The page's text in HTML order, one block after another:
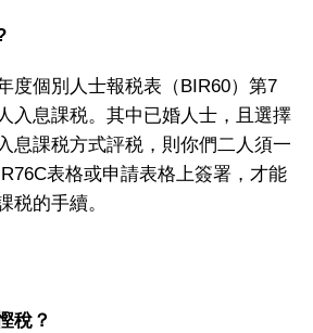
度個別人士報税表（BIR60）第7
入息課税。其中已婚人士，且選擇
息課税方式評税，則你們二人須一
表格或申請表格上簽署，才能
税的手續。
稅？